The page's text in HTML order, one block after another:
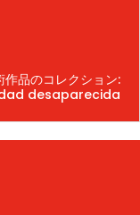
作品のコレクション:
desaparecida